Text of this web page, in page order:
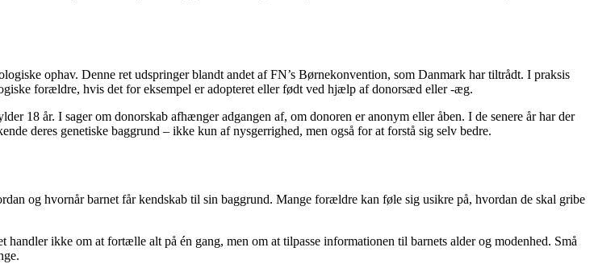
ophav. Denne ret udspringer blandt andet af FN’s Børnekonvention, som Danmark har tiltrådt. I praksis
forældre, hvis det for eksempel er adopteret eller født ved hjælp af donorsæd eller -æg.
18 år. I sager om donorskab afhænger adgangen af, om donoren er anonym eller åben. I de senere år har der
deres genetiske baggrund – ikke kun af nysgerrighed, men også for at forstå sig selv bedre.
og hvornår barnet får kendskab til sin baggrund. Mange forældre kan føle sig usikre på, hvordan de skal gribe
ikke om at fortælle alt på én gang, men om at tilpasse informationen til barnets alder og modenhed. Små